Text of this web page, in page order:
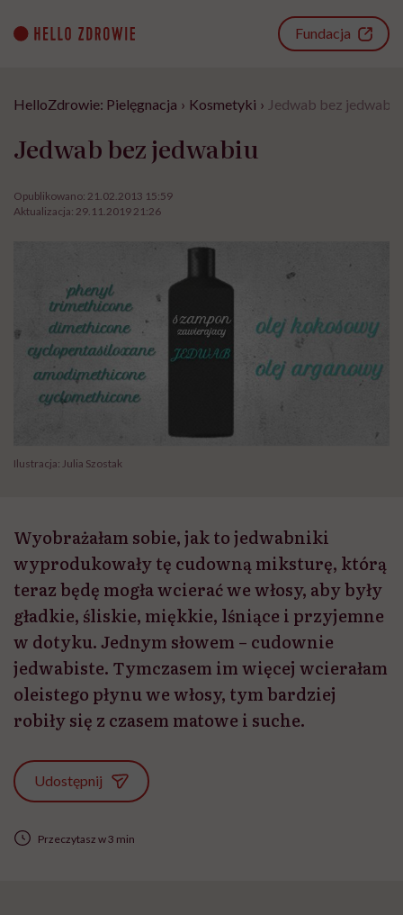
content
Fundacja
HelloZdrowie: Pielęgnacja › Kosmetyki › Jedwab bez jedwabiu
Jedwab bez jedwabiu
Opublikowano: 21.02.2013 15:59
Aktualizacja: 29.11.2019 21:26
Ilustracja: Julia Szostak
Wyobrażałam sobie, jak to jedwabniki
wyprodukowały tę cudowną miksturę, którą
teraz będę mogła wcierać we włosy, aby były
gładkie, śliskie, miękkie, lśniące i przyjemne
w dotyku. Jednym słowem – cudownie
jedwabiste. Tymczasem im więcej wcierałam
oleistego płynu we włosy, tym bardziej
robiły się z czasem matowe i suche.
Udostępnij
Przeczytasz w 3 min